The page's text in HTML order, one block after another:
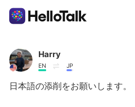
Appli d'échange linguistique
AI Grammar Checker
Harry
EN JP
日本語の添削をお願いします。